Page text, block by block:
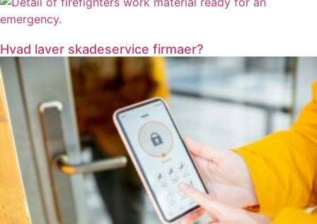
Hvad laver skadeservice firmaer?